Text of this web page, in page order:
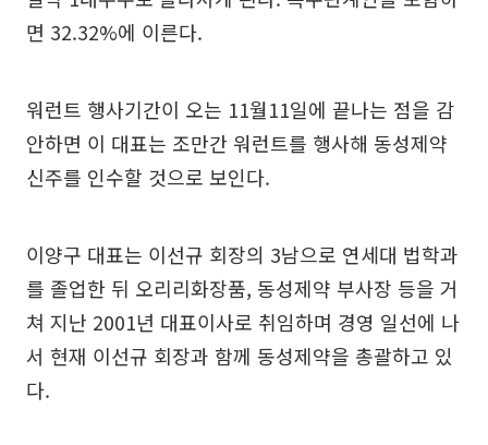
면 32.32%에 이른다.
워런트 행사기간이 오는 11월11일에 끝나는 점을 감
안하면 이 대표는 조만간 워런트를 행사해 동성제약
신주를 인수할 것으로 보인다.
이양구 대표는 이선규 회장의 3남으로 연세대 법학과
를 졸업한 뒤 오리리화장품, 동성제약 부사장 등을 거
쳐 지난 2001년 대표이사로 취임하며 경영 일선에 나
서 현재 이선규 회장과 함께 동성제약을 총괄하고 있
다.